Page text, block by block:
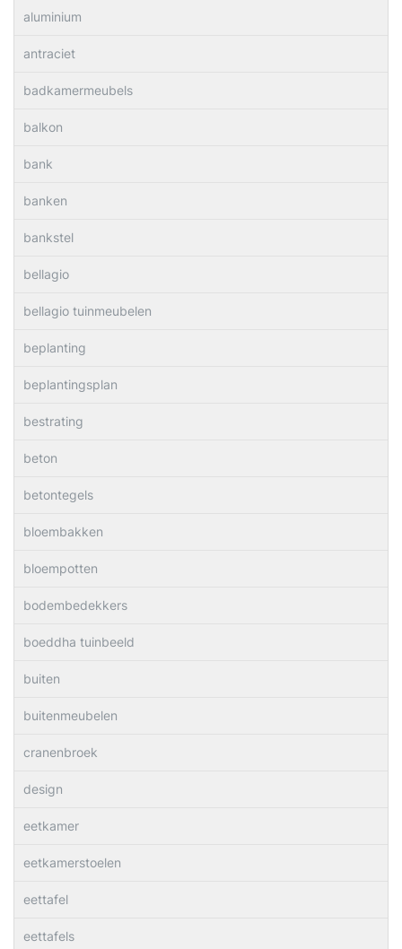
aluminium
antraciet
badkamermeubels
balkon
bank
banken
bankstel
bellagio
bellagio tuinmeubelen
beplanting
beplantingsplan
bestrating
beton
betontegels
bloembakken
bloempotten
bodembedekkers
boeddha tuinbeeld
buiten
buitenmeubelen
cranenbroek
design
eetkamer
eetkamerstoelen
eettafel
eettafels